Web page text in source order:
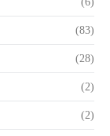
(83)
(28)
(2)
(2)